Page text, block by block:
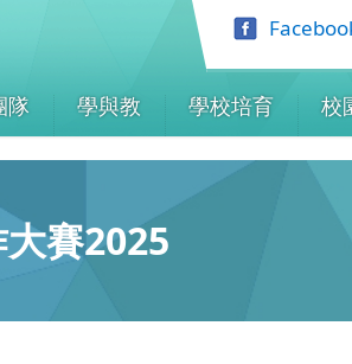
隊 學與教 學校培育 校
賽2025